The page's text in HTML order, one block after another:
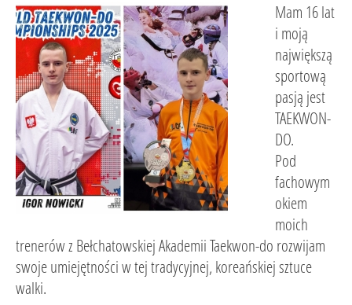
Mam 16 lat
i moją
największą
sportową
pasją jest
TAEKWON-
DO.
Pod
fachowym
okiem
moich
trenerów z Bełchatowskiej Akademii Taekwon-do rozwijam
swoje umiejętności w tej tradycyjnej, koreańskiej sztuce
walki.